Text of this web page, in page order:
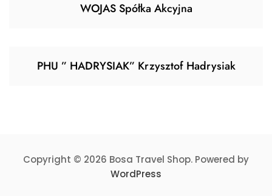
WOJAS Spółka Akcyjna
PHU ” HADRYSIAK” Krzysztof Hadrysiak
Copyright © 2026 Bosa Travel Shop. Powered by
WordPress